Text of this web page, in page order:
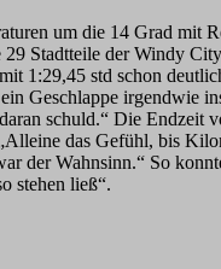
um die 14 Grad mit
Stadtteile der Windy
1:29,45 std schon
Geschlappe irgendwie
schuld.“ Die Endzeit
das Gefühl, bis
der Wahnsinn.“ So
stehen ließ“.